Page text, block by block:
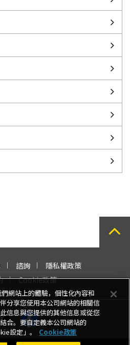
諮詢
隱私權政策
Cookie政策
網站上的體驗，個性化內容和
分享您使用本公司網站的相關信
信息與您提供的其他信息或從您
合。要自定義本公司網站的
設定」。
Cookie政策